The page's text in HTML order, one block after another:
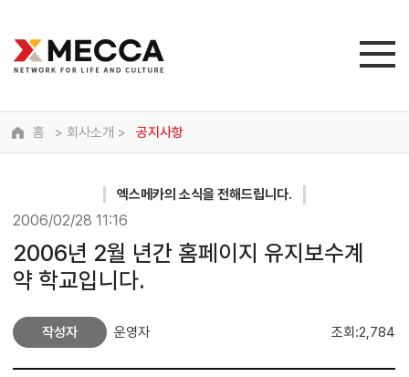
홈 > 회사소개 > 공지사항
엑스메카의 소식을 전해드립니다.
2006/02/28 11:16
2006년 2월 년간 홈페이지 유지보수계
약 학교입니다.
작성자 운영자 조회:2,784